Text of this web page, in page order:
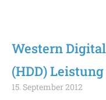
Western
(HDD)
15. September 2012